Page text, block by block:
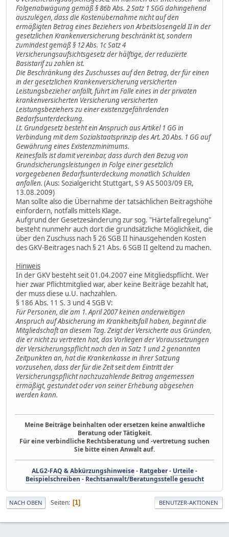
Folgenabwägung gemäß § 86b Abs. 2 Satz 1 SGG dahingehend
auszulegen, dass die Kostenübernahme nicht auf den
ermäßigten Betrag eines Beziehers von Arbeitslosengeld II in der
gesetzlichen Krankenversicherung beschränkt ist, sondern
zumindest gemäß § 12 Abs. 1c Satz 4
Versicherungsaufsichtsgesetz der hälftige, der reduzierte
Basistarif zu zahlen ist.
Die Beschränkung des Zuschusses auf den Betrag, der für einen
in der gesetzlichen Krankenversicherung versicherten
Leistungsbezieher anfällt, führt im Falle eines in der privaten
krankenversicherten Versicherung versicherten
Leistungsbeziehers zu einer existenzgefährdenden
Bedarfsunterdeckung.
Lt. Grundgesetz besteht ein Anspruch aus Artikel 1 GG in
Verbindung mit dem Sozialstaatsprinzip des Art. 20 Abs. 1 GG auf
Gewährung eines Existenzminimums.
Keinesfalls ist damit vereinbar, dass durch den Bezug von
Grundsicherungsleistungen in Folge einer gesetzlich
vorgegebenen Bedarfsunterdeckung monatlich Schulden
anfallen. (Aus: Sozialgericht Stuttgart, S 9 AS 5003/09 ER,
13.08.2009)
Man sollte also die Übernahme der tatsächlichen Beitragshöhe
einfordern, notfalls mittels Klage.
Aufgrund der Gesetzesänderung zur sog. "Härtefallregelung"
besteht nunmehr auch dort die grundsätzliche Möglichkeit, die
über den Zuschuss nach § 26 SGB II hinausgehenden Kosten
des GKV-Beitrages nach § 21 Abs. 6 SGB II geltend zu machen.
Hinweis
In der GKV besteht seit 01.04.2007 eine Mitgliedspflicht. Wer
hier zwar Pflichtmitglied war, aber keine Beiträge bezahlt hat,
der muss diese u.U. nachzahlen.
§ 186 Abs. 11 S. 3 und 4 SGB V:
Für Personen, die am 1. April 2007 keinen anderweitigen
Anspruch auf Absicherung im Krankheitsfall haben, beginnt die
Mitgliedschaft an diesem Tag. Zeigt der Versicherte aus Gründen,
die er nicht zu vertreten hat, das Vorliegen der Voraussetzungen
der Versicherungspflicht nach den in Satz 1 und 2 genannten
Zeitpunkten an, hat die Krankenkasse in ihrer Satzung
vorzusehen, dass der für die Zeit seit dem Eintritt der
Versicherungspflicht nachzuzahlende Beitrag angemessen
ermäßigt, gestundet oder von seiner Erhebung abgesehen
werden kann.
Meine Beiträge beinhalten oder ersetzen keine anwaltliche
Beratung oder Tätigkeit.
Für eine verbindliche Rechtsberatung und -vertretung suchen
Sie bitte einen Anwalt auf.
ALG2-FAQ & Abkürzungshinweise- Ratgeber- Urteile-
Beispielschreiben - Rechtsanwalt/Beratungsstelle gesucht
NACH OBEN Seiten 1 BENUTZER-AKTIONEN